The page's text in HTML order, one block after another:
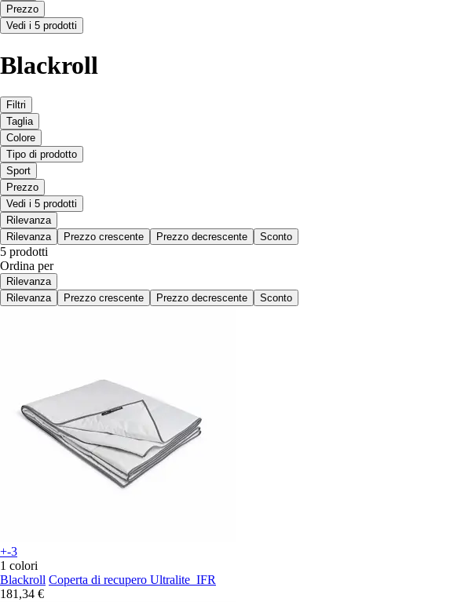
Prezzo
Vedi i 5 prodotti
Blackroll
Filtri
Taglia
Colore
Tipo di prodotto
Sport
Prezzo
Vedi i 5 prodotti
Rilevanza
Rilevanza
Prezzo crescente Prezzo decrescente Sconto
5 prodotti
Ordina per
Rilevanza
Rilevanza
Prezzo crescente Prezzo decrescente Sconto
+-3
1 colori
Blackroll Coperta di recupero Ultralite_IFR
181,34 €